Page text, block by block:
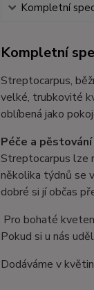
Kompletní
Kompletní
Streptocarpus,
velké, trubkovité
oblíbená jako
Péče a pěstování
Streptocarpus lze
několika týdnů se
dobré si jí občas
Pro bohaté
Pokud si u nás
Dodáváme v